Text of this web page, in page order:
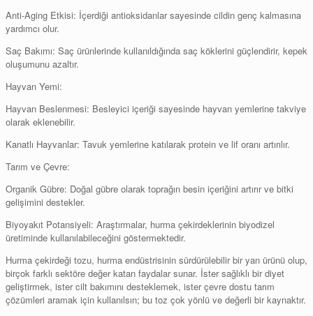
Anti-Aging Etkisi: İçerdiği antioksidanlar sayesinde cildin genç kalmasına
yardımcı olur.
Saç Bakımı: Saç ürünlerinde kullanıldığında saç köklerini güçlendirir, kepek
oluşumunu azaltır.
Hayvan Yemi:
Hayvan Beslenmesi: Besleyici içeriği sayesinde hayvan yemlerine takviye
olarak eklenebilir.
Kanatlı Hayvanlar: Tavuk yemlerine katılarak protein ve lif oranı artırılır.
Tarım ve Çevre:
Organik Gübre: Doğal gübre olarak toprağın besin içeriğini artırır ve bitki
gelişimini destekler.
Biyoyakıt Potansiyeli: Araştırmalar, hurma çekirdeklerinin biyodizel
üretiminde kullanılabileceğini göstermektedir.
Hurma çekirdeği tozu, hurma endüstrisinin sürdürülebilir bir yan ürünü olup,
birçok farklı sektöre değer katan faydalar sunar. İster sağlıklı bir diyet
geliştirmek, ister cilt bakımını desteklemek, ister çevre dostu tarım
çözümleri aramak için kullanılsın; bu toz çok yönlü ve değerli bir kaynaktır.